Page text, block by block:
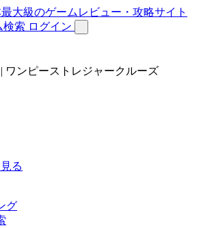
検索 ログイン
ワンピーストレジャークルーズ
る
グ